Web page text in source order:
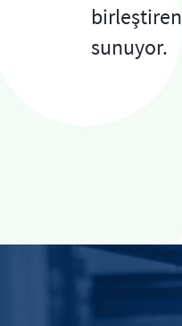
sunuyor.